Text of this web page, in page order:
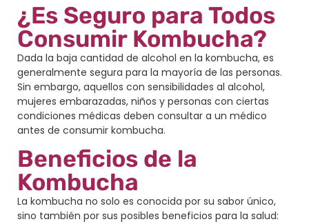
¿Es Seguro para Todos
Consumir Kombucha?
Dada la baja cantidad de alcohol en la kombucha, es
generalmente segura para la mayoría de las personas.
Sin embargo, aquellos con sensibilidades al alcohol,
mujeres embarazadas, niños y personas con ciertas
condiciones médicas deben consultar a un médico
antes de consumir kombucha.
Beneficios de la
Kombucha
La kombucha no solo es conocida por su sabor único,
sino también por sus posibles beneficios para la salud: